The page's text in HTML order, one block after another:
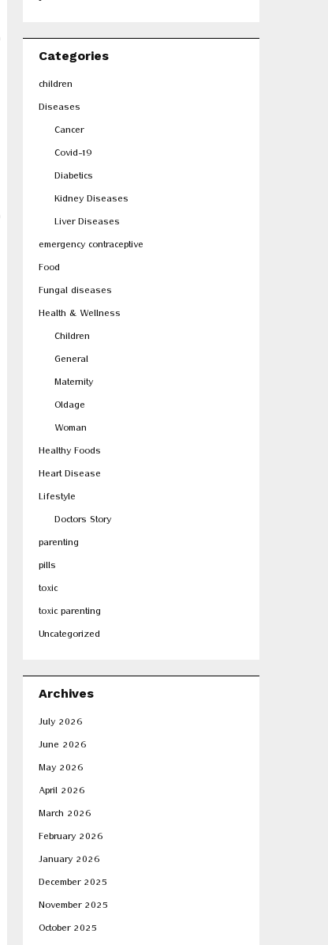
Categories
children
Diseases
Cancer
Covid-19
Diabetics
Kidney Diseases
Liver Diseases
emergency contraceptive
Food
Fungal diseases
Health & Wellness
Children
General
Maternity
Oldage
Woman
Healthy Foods
Heart Disease
Lifestyle
Doctors Story
parenting
pills
toxic
toxic parenting
Uncategorized
Archives
July 2026
June 2026
May 2026
April 2026
March 2026
February 2026
January 2026
December 2025
November 2025
October 2025